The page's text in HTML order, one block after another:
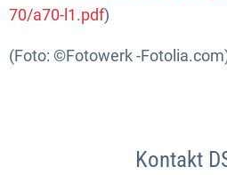
70/a70-l1.pdf)
(Foto: ©Fotowerk -
Kontakt